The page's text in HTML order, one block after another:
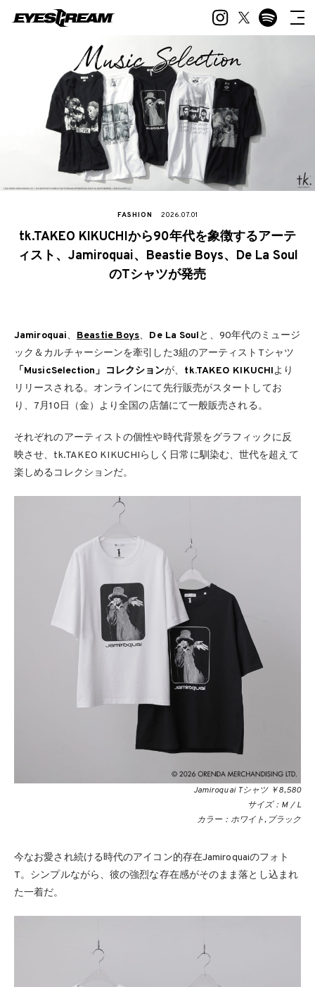
FASHION 2026.07.01
tk.TAKEO KIKUCHIから90年代を象徴するアーテ
ィスト、Jamiroquai、Beastie Boys、De La Soul
のTシャツが発売
Jamiroquai、 Beastie Boys、 De La Soulと、90年代のミュージ
ック＆カルチャーシーンを牽引した3組のアーティストTシャツ
「MusicSelection」コレクションが、 tk.TAKEO KIKUCHIより
リリースされる。オンラインにて先行販売がスタートしてお
り、7月10日（金）より全国の店舗にて一般販売される。
それぞれのアーティストの個性や時代背景をグラフィックに反
映させ、tk.TAKEO KIKUCHIらしく日常に馴染む、世代を超えて
楽しめるコレクションだ。
Jamiroquai Tシャツ ￥8,580
サイズ：M / L
カラー：ホワイト,ブラック
今なお愛され続ける時代のアイコン的存在Jamiroquaiのフォト
T。シンプルながら、彼の強烈な存在感がそのまま落とし込まれ
た一着だ。